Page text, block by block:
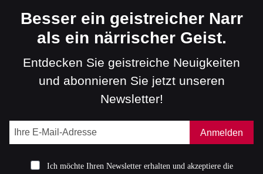
Besser ein geistreicher Narr
als ein närrischer Geist.
Entdecken Sie geistreiche Neuigkeiten
und abonnieren Sie jetzt unseren
Newsletter!
Anmelden
Ich möchte Ihren Newsletter erhalten und akzeptiere die